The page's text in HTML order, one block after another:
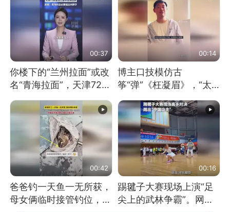
00:37
你楼下的“兰州拉面”或改
名“青海拉面”，天津72家
00:14
博主口技模仿古
筝“弹”《枉凝眉》，“太
吗？”“或将成为首位考级
不带古筝的选手。”（来
源：新华每日电讯）
00:42
爸爸钓一天鱼一无所获，
母女俩临时接管钓位，用
00:16
踢毽子大赛现场上演“足
尖上的武林争霸”。网